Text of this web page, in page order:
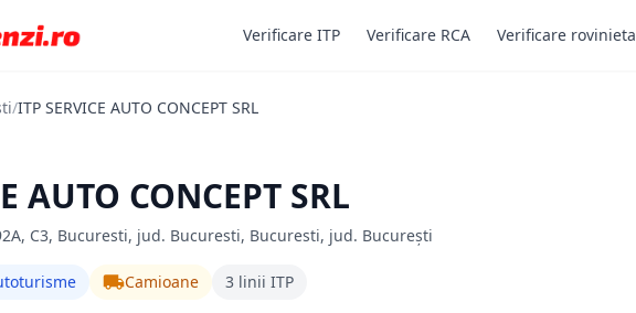
Verificare ITP Verificare RCA Verificare rovinieta
/ITP SERVICE AUTO CONCEPT SRL
AUTO CONCEPT SRL
C3, Bucuresti, jud. Bucuresti, Bucuresti, jud. București
Camioane 3 linii ITP